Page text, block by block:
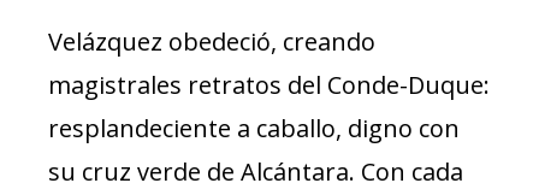
Velázquez obedeció, creando
magistrales retratos del Conde-Duque:
resplandeciente a caballo, digno con
su cruz verde de Alcántara. Con cada